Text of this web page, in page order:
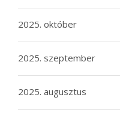
2025. október
2025. szeptember
2025. augusztus